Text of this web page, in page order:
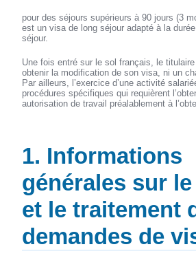
pour des séjours supérieurs à 90 jours (3
est un visa de long séjour adapté à la
séjour.
Une fois entré sur le sol français, le
obtenir la modification de son visa, ni un
Par ailleurs, l’exercice d’une activité
procédures spécifiques qui requièrent
autorisation de travail préalablement à
1. Informations
générales sur
et le traitement
demandes de